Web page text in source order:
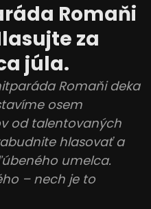
Romaňi
za
júla.
Romaňi deka
osem
od talentovaných
hlasovať a
umelca.
– nech je to